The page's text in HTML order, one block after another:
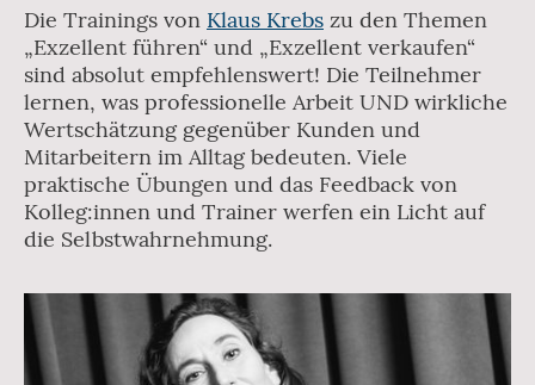
Die Trainings von Klaus Krebs zu den Themen
„Exzellent führen“ und „Exzellent verkaufen“
sind absolut empfehlenswert! Die Teilnehmer
lernen, was professionelle Arbeit UND wirkliche
Wertschätzung gegenüber Kunden und
Mitarbeitern im Alltag bedeuten. Viele
praktische Übungen und das Feedback von
Kolleg:innen und Trainer werfen ein Licht auf
die Selbstwahrnehmung.